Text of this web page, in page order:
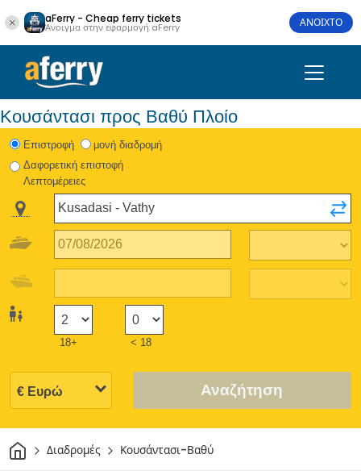
aFerry - Cheap ferry tickets
Άνοιγμα στην εφαρμογή aFerry ΑΝΟΙΧΤΟ
Κουσάντασι προς Βαθύ Πλοίο
Eπιστροφή
μονή διαδρομή
Δαφορετική επιστοφή
Λεπτομέρειες
18+ < 18
Αναζήτηση
ΣπίτιΔιαδρομές Κουσάντασι-Βαθύ